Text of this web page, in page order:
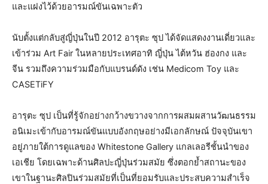
และแฝงไว้ด้วยอารมณ์ขันเฉพาะตัว
นับตั้งแต่กลับสู่ญี่ปุ่นในปี 2012 อารุตะ ซุป ได้จัดแสดงงานเดี่ยวและ
เข้าร่วม Art Fair ในหลายประเทศอาทิ ญี่ปุ่น ไต้หวัน ฮ่องกง และ
จีน รวมถึงความร่วมมือกับแบรนด์ดัง เช่น Medicom Toy และ
CASETiFY
อารุตะ ซุป เป็นที่รู้จักอย่างกว้างขวางจากการผสมผสานวัฒนธรรม
อนิเมะเข้ากับอารมณ์ขันแบบอังกฤษอย่างมีเอกลักษณ์ ปัจจุบันเขา
อยู่ภายใต้การดูแลของ Whitestone Gallery แกลเลอรีชั้นนำของ
เอเชีย โดยเฉพาะด้านศิลปะญี่ปุ่นร่วมสมัย ซึ่งตอกย้ำสถานะของ
เขาในฐานะศิลปินร่วมสมัยที่เป็นที่ยอมรับและประสบความสำเร็จ